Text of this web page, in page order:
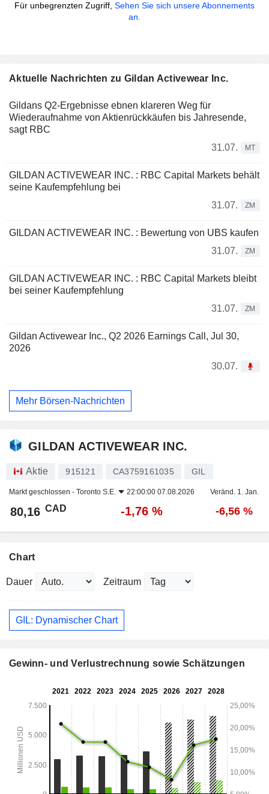
Für unbegrenzten Zugriff, Sehen Sie sich unsere Abonnements
an.
Aktuelle Nachrichten zu Gildan Activewear Inc.
Gildans Q2-Ergebnisse ebnen klareren Weg für
Wiederaufnahme von Aktienrückkäufen bis Jahresende,
sagt RBC
31.07.
MT
GILDAN ACTIVEWEAR INC. : RBC Capital Markets behält
seine Kaufempfehlung bei
31.07.
ZM
GILDAN ACTIVEWEAR INC. : Bewertung von UBS kaufen
31.07.
ZM
GILDAN ACTIVEWEAR INC. : RBC Capital Markets bleibt
bei seiner Kaufempfehlung
31.07.
ZM
Gildan Activewear Inc., Q2 2026 Earnings Call, Jul 30,
2026
30.07.
Mehr Börsen-Nachrichten
GILDAN ACTIVEWEAR INC.
Aktie 915121 CA3759161035 GIL
Markt geschlossen - Toronto S.E. 22:00:00 07.08.2026 Veränd. 1. Jan.
80,16 CAD -1,76 % -6,56 %
Chart
Dauer Zeitraum
GIL: Dynamischer Chart
Gewinn- und Verlustrechnung sowie Schätzungen